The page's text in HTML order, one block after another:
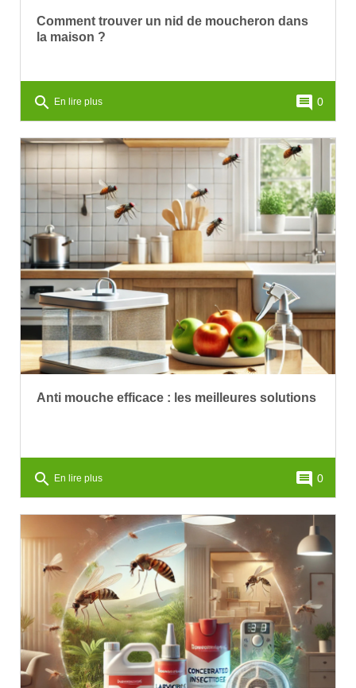
Comment trouver un nid de moucheron dans
la maison ?
search En lire plus comment 0
Anti mouche efficace : les meilleures solutions
search En lire plus comment 0